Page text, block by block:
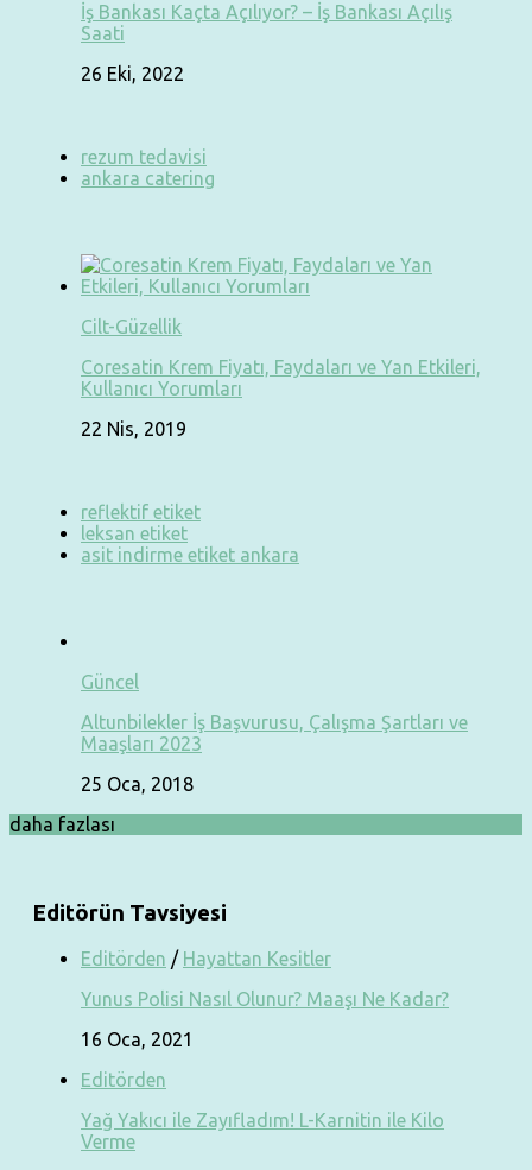
İş Bankası Kaçta Açılıyor? – İş Bankası Açılış
Saati
26 Eki, 2022
rezum tedavisi
ankara catering
Cilt-Güzellik
Coresatin Krem Fiyatı, Faydaları ve Yan Etkileri,
Kullanıcı Yorumları
22 Nis, 2019
reflektif etiket
leksan etiket
asit indirme etiket ankara
Güncel
Altunbilekler İş Başvurusu, Çalışma Şartları ve
Maaşları 2023
25 Oca, 2018
daha fazlası
Editörün Tavsiyesi
Editörden / Hayattan Kesitler
Yunus Polisi Nasıl Olunur? Maaşı Ne Kadar?
16 Oca, 2021
Editörden
Yağ Yakıcı ile Zayıfladım! L-Karnitin ile Kilo
Verme